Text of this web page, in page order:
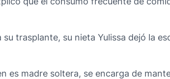
trasplante, su nieta Yulissa dejó la
es madre soltera, se encarga de